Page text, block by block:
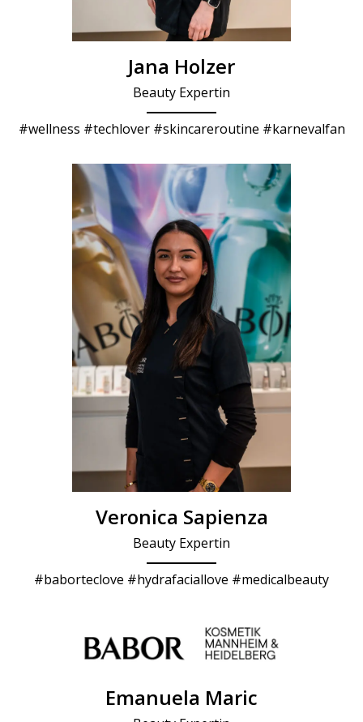
Jana Holzer
Beauty Expertin
#wellness #techlover #skincareroutine #karnevalfan
Veronica Sapienza
Beauty Expertin
#baborteclove #hydrafaciallove #medicalbeauty
Emanuela Maric